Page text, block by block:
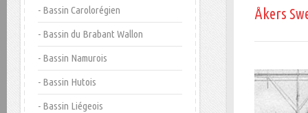
- Bassin Carolorégien
- Bassin du Brabant Wallon
- Bassin Namurois
- Bassin Hutois
- Bassin Liégeois
Åkers